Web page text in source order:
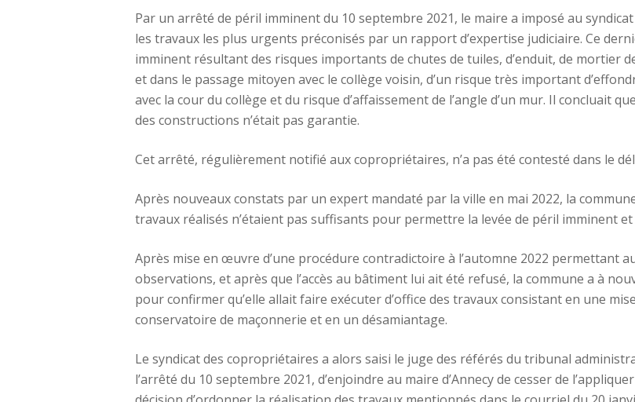
Par un arrêté de péril imminent du 10 septembre 2021, le maire a imposé au
les travaux les plus urgents préconisés par un rapport d’expertise judiciaire. Ce
imminent résultant des risques importants de chutes de tuiles, d’enduit, de mortier
et dans le passage mitoyen avec le collège voisin, d’un risque très important
avec la cour du collège et du risque d’affaissement de l’angle d’un mur. Il concluait
des constructions n’était pas garantie.
Cet arrêté, régulièrement notifié aux copropriétaires, n’a pas été contesté dans le
Après nouveaux constats par un expert mandaté par la ville en mai 2022, la
travaux réalisés n’étaient pas suffisants pour permettre la levée de péril imminent et
Après mise en œuvre d’une procédure contradictoire à l’automne 2022 permettant
observations, et après que l’accès au bâtiment lui ait été refusé, la commune a à
pour confirmer qu’elle allait faire exécuter d’office des travaux consistant en une
conservatoire de maçonnerie et en un désamiantage.
Le syndicat des copropriétaires a alors saisi le juge des référés du tribunal
l’arrêté du 10 septembre 2021, d’enjoindre au maire d’Annecy de cesser de